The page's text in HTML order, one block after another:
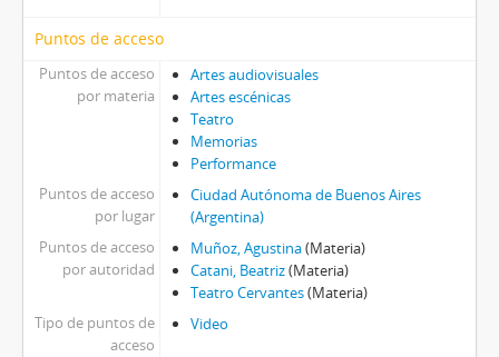
Puntos de acceso
Puntos de acceso
por materia
Artes audiovisuales
Artes escénicas
Teatro
Memorias
Performance
Puntos de acceso
por lugar
Ciudad Autónoma de Buenos Aires
(Argentina)
Puntos de acceso
por autoridad
Muñoz, Agustina(Materia)
Catani, Beatriz(Materia)
Teatro Cervantes(Materia)
Tipo de puntos de
acceso
Video